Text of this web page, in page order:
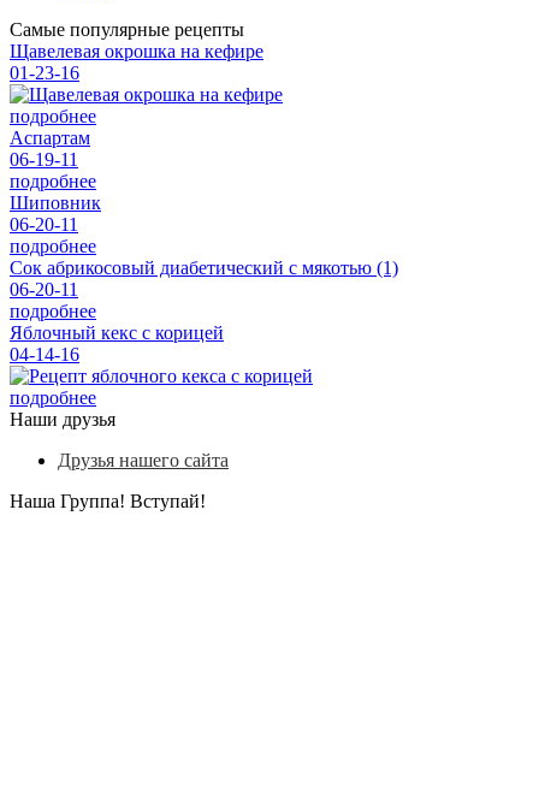
Самые популярные рецепты
Щавелевая окрошка на кефире
01-23-16
подробнее
Аспартам
06-19-11
подробнее
Шиповник
06-20-11
подробнее
Сок абрикосовый диабетический с мякотью (1)
06-20-11
подробнее
Яблочный кекс с корицей
04-14-16
подробнее
Наши друзья
Друзья нашего сайта
Наша Группа! Вступай!